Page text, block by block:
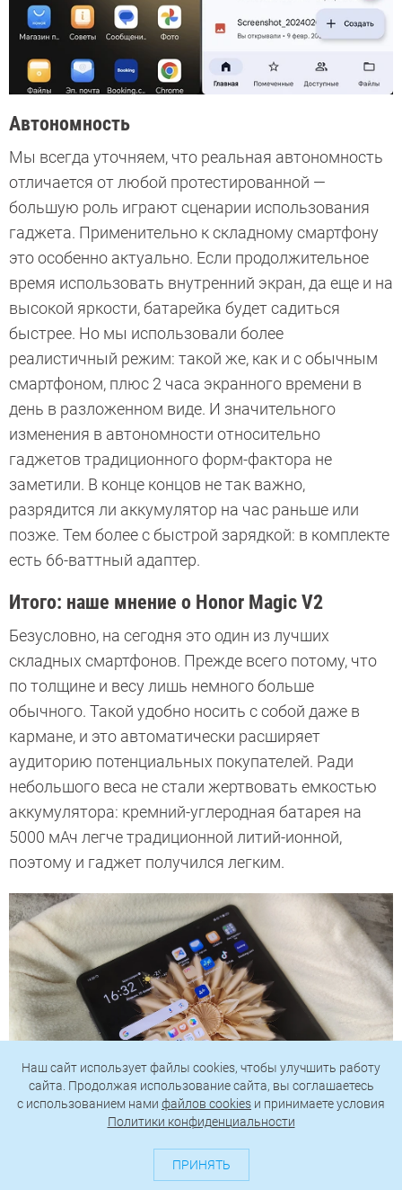
Автономность
Мы всегда уточняем, что реальная автономность
отличается от любой протестированной —
большую роль играют сценарии использования
гаджета. Применительно к складному смартфону
это особенно актуально. Если продолжительное
время использовать внутренний экран, да еще и на
высокой яркости, батарейка будет садиться
быстрее. Но мы использовали более
реалистичный режим: такой же, как и с обычным
смартфоном, плюс 2 часа экранного времени в
день в разложенном виде. И значительного
изменения в автономности относительно
гаджетов традиционного форм-фактора не
заметили. В конце концов не так важно,
разрядится ли аккумулятор на час раньше или
позже. Тем более с быстрой зарядкой: в комплекте
есть 66-ваттный адаптер.
Итого: наше мнение о Honor Magic V2
Безусловно, на сегодня это один из лучших
складных смартфонов. Прежде всего потому, что
по толщине и весу лишь немного больше
обычного. Такой удобно носить с собой даже в
кармане, и это автоматически расширяет
аудиторию потенциальных покупателей. Ради
небольшого веса не стали жертвовать емкостью
аккумулятора: кремний-углеродная батарея на
5000 мАч легче традиционной литий-ионной,
поэтому и гаджет получился легким.
Наш сайт использует файлы cookies, чтобы улучшить работу
сайта. Продолжая использование сайта, вы соглашаетесь
c использованием нами файлов cookies и принимаете условия
Политики конфиденциальности
ПРИНЯТЬ